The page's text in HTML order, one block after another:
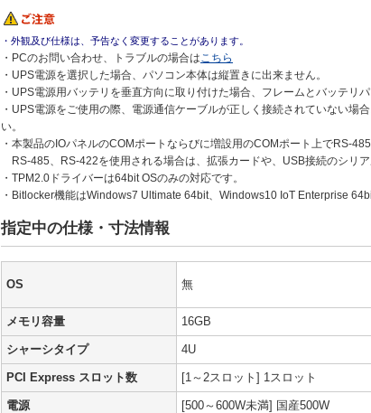
・外観及び仕様は、予告なく変更することがあります。
・PCのお問い合わせ、トラブルの場合はこちら
・UPS電源を選択した場合、パソコン本体は縦置きに出来ません。
・UPS電源用バッテリを垂直方向に取り付けた場合、フレームとバッテリ
・UPS電源をご使用の際、電源通信ケーブルが正しく接続されていない
い。
・本製品のIOパネルのCOMポートならびに増設用のCOMポート上でRS-
RS-485、RS-422を使用される場合は、拡張カードや、USB接続のシリア
・TPM2.0ドライバーは64bit OSのみの対応です。
・Bitlocker機能はWindows7 Ultimate 64bit、Windows10 IoT Enterprise
指定中の仕様・寸法情報
OS 無
メモリ容量 16GB
シャーシタイプ 4U
PCI Express スロット数 [1～2スロット] 1スロット
電源 [500～600W未満] 国産500W